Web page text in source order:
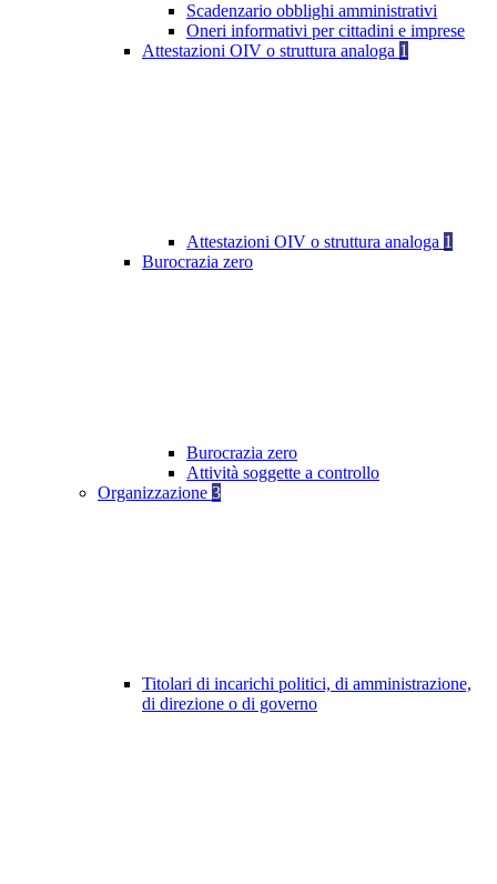
Scadenzario obblighi amministrativi
Oneri informativi per cittadini e imprese
Attestazioni OIV o struttura analoga 1
Attestazioni OIV o struttura analoga 1
Burocrazia zero
Burocrazia zero
Attività soggette a controllo
Organizzazione 3
Titolari di incarichi politici, di amministrazione,
di direzione o di governo